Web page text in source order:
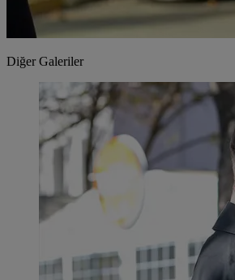
Diğer Galeriler